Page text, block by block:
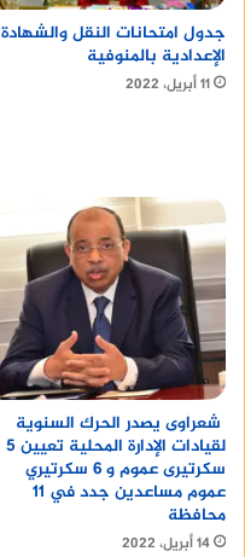
جدول امتحانات النقل والشهادة
الإعدادية بالمنوفية
11 أبريل، 2022
شعراوى يصدر الحرك السنوية
لقيادات الإدارة المحلية تعيين 5
سكرتيرى عموم و 6 سكرتيري
عموم مساعدين جدد في 11
محافظة
14 أبريل، 2022